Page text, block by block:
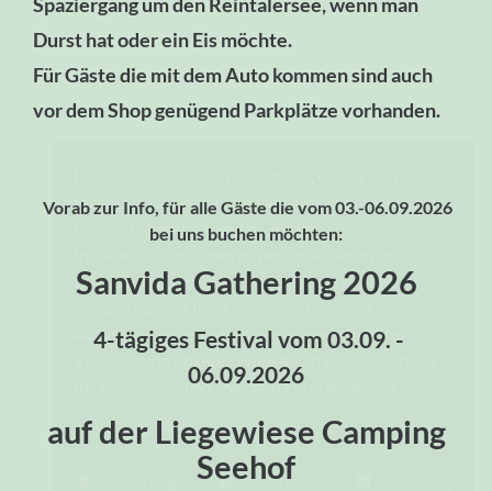
technischen Betrieb der Website erforderlich sind
und stets gesetzt werden. Andere Cookies, um
Zugriffe auf unsere Website zu analysieren,
werden nur mit Ihrer Zustimmung gesetzt.
Außerdem geben wir Informationen zu Ihrer
Verwendung unserer Website an unsere Partner
für soziale Medien, Werbung und Analysen weiter.
Impressum Datenschutzerklärung
Statistiken
Spaziergang um den Reintalersee, wenn man
Durst hat oder ein Eis möchte.
Für Gäste die mit dem Auto kommen sind auch
vor dem Shop genügend Parkplätze vorhanden.
Vorab zur Info, für alle Gäste die vom 03.-06.09.2026
bei uns buchen möchten:
Sanvida Gathering 2026
4-tägiges Festival vom 03.09. -
06.09.2026
auf der Liegewiese Camping
Seehof